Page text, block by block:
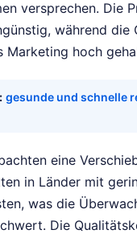
versprechen. Die
während die
Marketing hoch
gesunde und schnelle
eine
in Länder mit
was die
Die